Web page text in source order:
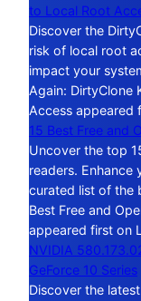
to Local Root
Discover the
risk of local root
impact your
Again: DirtyClone
Access appeared
15 Best Free and
Uncover the top
readers. Enhance
curated list of the
Best Free and
appeared first on
NVIDIA
GeForce 10 Series
Discover the